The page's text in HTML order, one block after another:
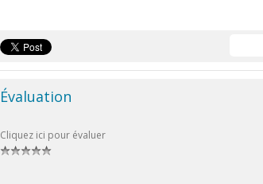
Évaluation
Cliquez ici pour évaluer